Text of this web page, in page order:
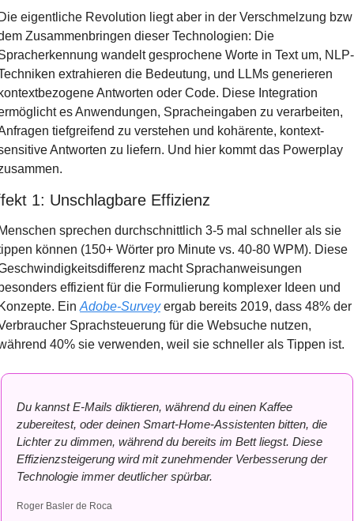
eigentliche Revolution liegt aber in der Verschmelzung bzw
Zusammenbringen dieser Technologien: Die
wandelt gesprochene Worte in Text um, NLP-
extrahieren die Bedeutung, und LLMs generieren
Antworten oder Code. Diese Integration
es Anwendungen, Spracheingaben zu verarbeiten,
tiefgreifend zu verstehen und kohärente, kontext-
Antworten zu liefern. Und hier kommt das Powerplay
1: Unschlagbare Effizienz
sprechen durchschnittlich 3-5 mal schneller als sie
können (150+ Wörter pro Minute vs. 40-80 WPM). Diese
macht Sprachanweisungen
effizient für die Formulierung komplexer Ideen und
Ein Adobe-Survey ergab bereits 2019, dass 48% der
Sprachsteuerung für die Websuche nutzen,
40% sie verwenden, weil sie schneller als Tippen ist.
Du kannst E-Mails diktieren, während du einen Kaffee
zubereitest, oder deinen Smart-Home-Assistenten bitten, die
Lichter zu dimmen, während du bereits im Bett liegst. Diese
Effizienzsteigerung wird mit zunehmender Verbesserung der
Technologie immer deutlicher spürbar.
Roger Basler de Roca